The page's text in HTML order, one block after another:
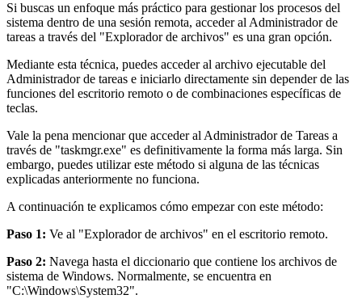
Si buscas un enfoque más práctico para gestionar los procesos del
sistema dentro de una sesión remota, acceder al Administrador de
tareas a través del "Explorador de archivos" es una gran opción.
Mediante esta técnica, puedes acceder al archivo ejecutable del
Administrador de tareas e iniciarlo directamente sin depender de las
funciones del escritorio remoto o de combinaciones específicas de
teclas.
Vale la pena mencionar que acceder al Administrador de Tareas a
través de "taskmgr.exe" es definitivamente la forma más larga. Sin
embargo, puedes utilizar este método si alguna de las técnicas
explicadas anteriormente no funciona.
A continuación te explicamos cómo empezar con este método:
Paso 1: Ve al "Explorador de archivos" en el escritorio remoto.
Paso 2: Navega hasta el diccionario que contiene los archivos de
sistema de Windows. Normalmente, se encuentra en
"C:\Windows\System32".